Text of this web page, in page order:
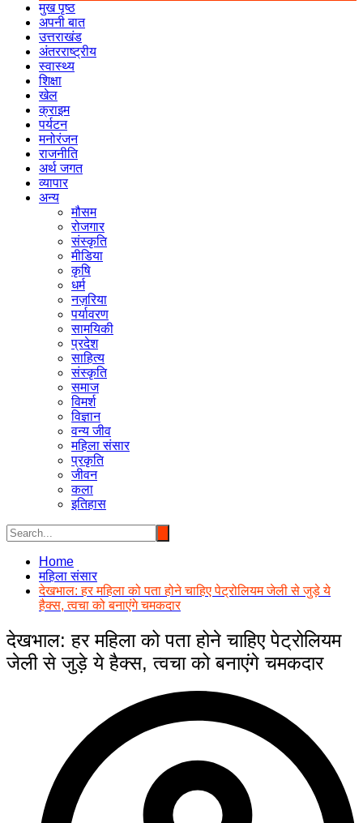
मुख पृष्ठ
अपनी बात
उत्तराखंड
अंतरराष्ट्रीय
स्वास्थ्य
शिक्षा
खेल
क्राइम
पर्यटन
मनोरंजन
राजनीति
अर्थ जगत
व्यापार
अन्य
मौसम
रोजगार
संस्कृति
मीडिया
कृषि
धर्म
नज़रिया
पर्यावरण
सामयिकी
प्रदेश
साहित्य
संस्कृति
समाज
विमर्श
विज्ञान
वन्य जीव
महिला संसार
प्रकृति
जीवन
कला
इतिहास
Home
महिला संसार
देखभाल: हर महिला को पता होने चाहिए पेट्रोलियम जेली से जुड़े ये
हैक्स, त्वचा को बनाएंगे चमकदार
देखभाल: हर महिला को पता होने चाहिए पेट्रोलियम
जेली से जुड़े ये हैक्स, त्वचा को बनाएंगे चमकदार